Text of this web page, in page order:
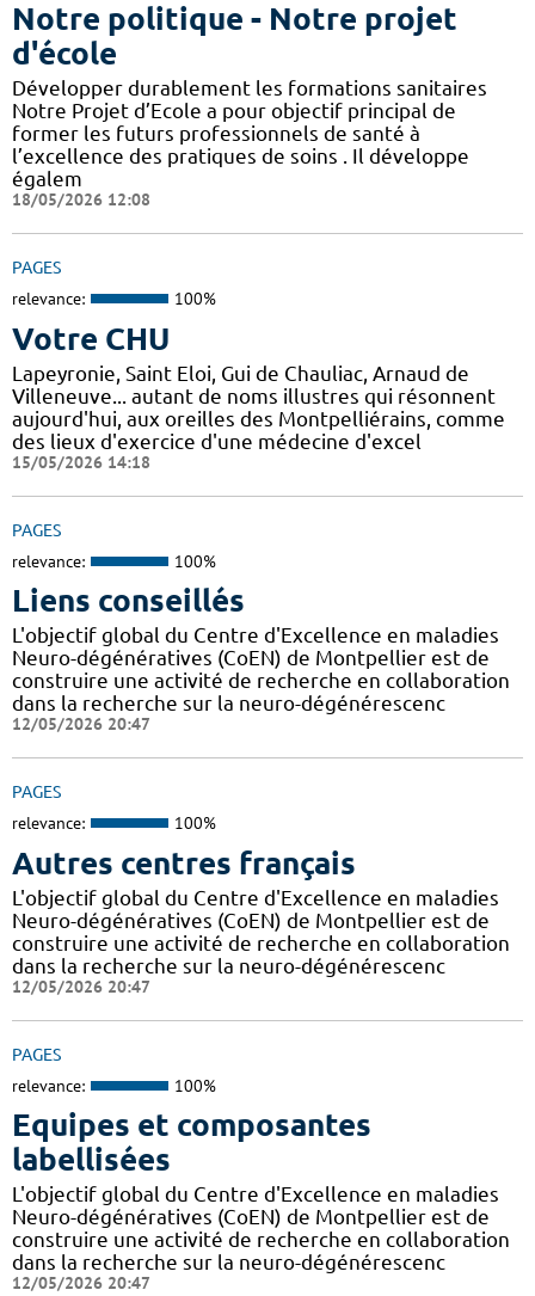
Notre politique - Notre projet
d'école
Développer durablement les formations sanitaires
Notre Projet d’Ecole a pour objectif principal de
former les futurs professionnels de santé à
l’excellence des pratiques de soins . Il développe
égalem
18/05/2026 12:08
PAGES
relevance: 100%
Votre CHU
Lapeyronie, Saint Eloi, Gui de Chauliac, Arnaud de
Villeneuve... autant de noms illustres qui résonnent
aujourd'hui, aux oreilles des Montpelliérains, comme
des lieux d'exercice d'une médecine d'excel
15/05/2026 14:18
PAGES
relevance: 100%
Liens conseillés
L'objectif global du Centre d'Excellence en maladies
Neuro-dégénératives (CoEN) de Montpellier est de
construire une activité de recherche en collaboration
dans la recherche sur la neuro-dégénérescenc
12/05/2026 20:47
PAGES
relevance: 100%
Autres centres français
L'objectif global du Centre d'Excellence en maladies
Neuro-dégénératives (CoEN) de Montpellier est de
construire une activité de recherche en collaboration
dans la recherche sur la neuro-dégénérescenc
12/05/2026 20:47
PAGES
relevance: 100%
Equipes et composantes
labellisées
L'objectif global du Centre d'Excellence en maladies
Neuro-dégénératives (CoEN) de Montpellier est de
construire une activité de recherche en collaboration
dans la recherche sur la neuro-dégénérescenc
12/05/2026 20:47